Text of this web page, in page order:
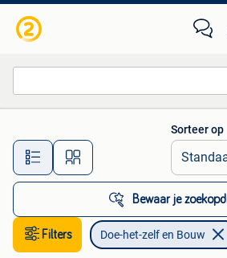
Alle afstanden…
Sorteer op
Bewaar je
Filters Doe-het-zelf en Bouw